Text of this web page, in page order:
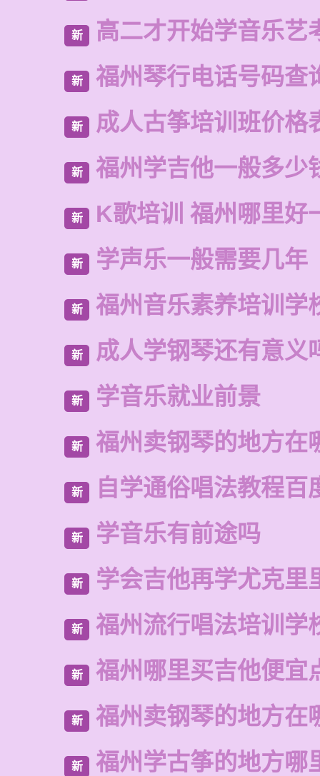
新 高二才开始学音乐艺
新 福州琴行电话号码查
新 成人古筝培训班价格
新 福州学吉他一般多少
新 K歌培训 福州哪里好
新 学声乐一般需要几年
新 福州音乐素养培训学
新 成人学钢琴还有意义
新 学音乐就业前景
新 福州卖钢琴的地方在
新 自学通俗唱法教程百
新 学音乐有前途吗
新 学会吉他再学尤克里
新 福州流行唱法培训学
新 福州哪里买吉他便宜
新 福州卖钢琴的地方在
新 福州学古筝的地方哪